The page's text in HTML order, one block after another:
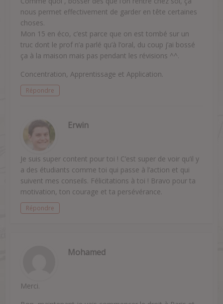
nous permet effectivement de garder en tête certaines
choses.
Mon 15 en éco, c’est parce que on est tombé sur un
truc dont le prof n’a parlé qu’à l’oral, du coup j’ai bossé
ça à la maison mais pas pendant les révisions ^^.
Concentration, Apprentissage et Application.
Répondre
Erwin
Je suis super content pour toi ! C’est super de voir qu’il y
a des étudiants comme toi qui passe à l’action et qui
suivent mes conseils. Félicitations à toi ! Bravo pour ta
motivation, ton courage et ta persévérance.
Répondre
Mohamed
Merci.